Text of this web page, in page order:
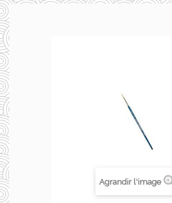
Agrandir l'image